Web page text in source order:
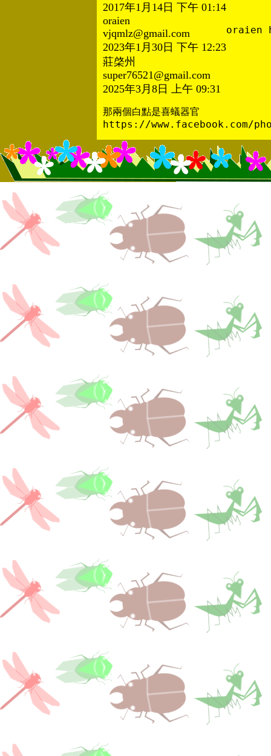
2017年1月14日 下午 01:14
oraien
vjqmlz@gmail.com
2023年1月30日 下午 12:23
oraien
莊棨州
super76521@gmail.com
2025年3月8日 上午 09:31
那兩個白點是喜蟻器官
https://www.facebook.com/